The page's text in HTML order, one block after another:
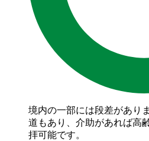
境内の一部には段差があり
道もあり、介助があれば高
拝可能です。